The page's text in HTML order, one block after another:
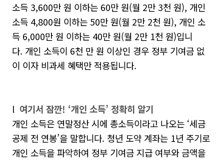
소득 3,600만 원 이하는 60만 원(월 2만 3천 원), 개인
소득 4,800원 이하는 50만 원(월 2만 2천 원), 개인 소
득 6,000만 원 이하는 40만 원(월 2만 1천 원)입니
다. 개인 소득이 6천 만 원 이상인 경우 정부 기여금 없
이 이자 비과세 혜택만 적용됩니다.
l 여기서 잠깐! ‘개인 소득’ 정확히 알기
개인 소득은 연말정산 시에 총소득이라고 나오는 ‘세금
공제 전 연봉’을 말합니다. 청년 도약 계좌는 1년 주기로
개인 소득을 파악하여 정부 기여금 지급 여부와 금액을